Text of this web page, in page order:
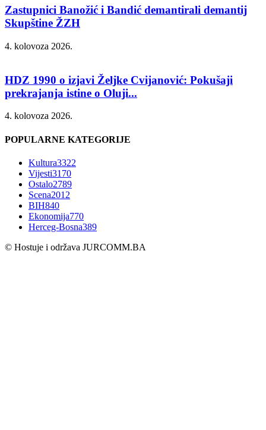
Zastupnici Banožić i Bandić demantirali demantij
Skupštine ŽZH
4. kolovoza 2026.
HDZ 1990 o izjavi Željke Cvijanović: Pokušaji
prekrajanja istine o Oluji...
4. kolovoza 2026.
POPULARNE KATEGORIJE
Kultura3322
Vijesti3170
Ostalo2789
Scena2012
BIH840
Ekonomija770
Herceg-Bosna389
© Hostuje i održava JURCOMM.BA